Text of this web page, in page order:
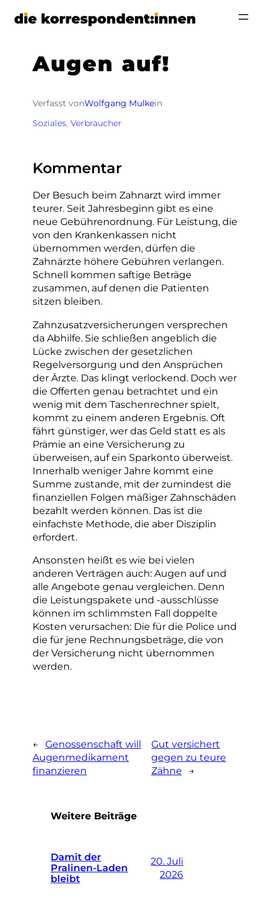
Zum
Augen auf!
Verfasst vonWolfgang Mulkein
Soziales, Verbraucher
Kommentar
Der Besuch beim Zahnarzt wird immer
teurer. Seit Jahresbeginn gibt es eine
neue Gebührenordnung. Für Leistung, die
von den Krankenkassen nicht
übernommen werden, dürfen die
Zahnärzte höhere Gebühren verlangen.
Schnell kommen saftige Beträge
zusammen, auf denen die Patienten
sitzen bleiben.
Zahnzusatzversicherungen versprechen
da Abhilfe. Sie schließen angeblich die
Lücke zwischen der gesetzlichen
Regelversorgung und den Ansprüchen
der Ärzte. Das klingt verlockend. Doch wer
die Offerten genau betrachtet und ein
wenig mit dem Taschenrechner spielt,
kommt zu einem anderen Ergebnis. Oft
fährt günstiger, wer das Geld statt es als
Prämie an eine Versicherung zu
überweisen, auf ein Sparkonto überweist.
Innerhalb weniger Jahre kommt eine
Summe zustande, mit der zumindest die
finanziellen Folgen mäßiger Zahnschäden
bezahlt werden können. Das ist die
einfachste Methode, die aber Disziplin
erfordert.
Ansonsten heißt es wie bei vielen
anderen Verträgen auch: Augen auf und
alle Angebote genau vergleichen. Denn
die Leistungspakete und -ausschlüsse
können im schlimmsten Fall doppelte
Kosten verursachen: Die für die Police und
die für jene Rechnungsbeträge, die von
der Versicherung nicht übernommen
werden.
← Genossenschaft will
Augenmedikament
finanzieren
Gut versichert
gegen zu teure
Zähne
→
Weitere Beiträge
Damit der
Pralinen-Laden
bleibt
20. Juli
2026